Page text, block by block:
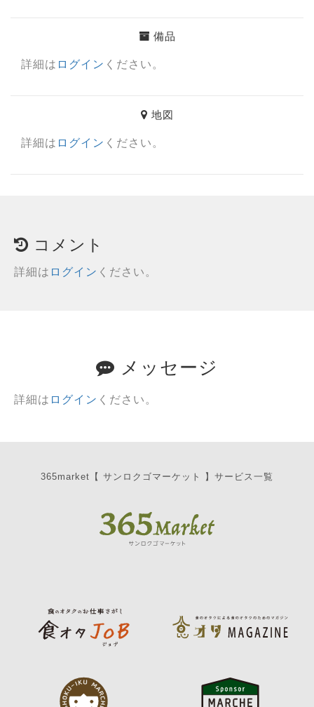
備品
詳細は ログイン ください。
地図
詳細は ログイン ください。
コメント
詳細は ログイン ください。
メッセージ
詳細は ログイン ください。
365market【 サンロクゴマーケット 】サービス一覧